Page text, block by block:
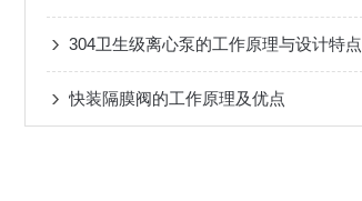
304卫生级离心泵的工作原理与设计特点
快装隔膜阀的工作原理及优点